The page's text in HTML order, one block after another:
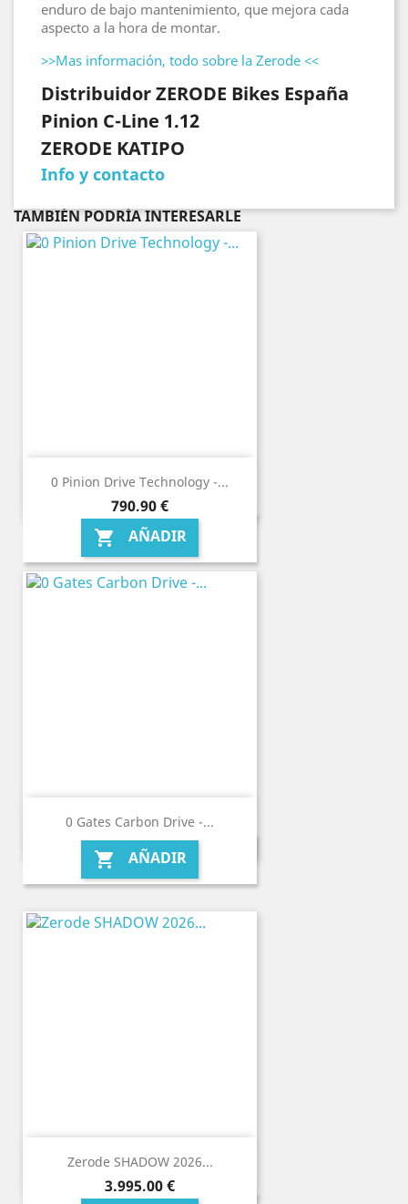
enduro de bajo mantenimiento, que mejora cada
aspecto a la hora de montar.
>>Mas información, todo sobre la Zerode <<
Distribuidor ZERODE Bikes España
Pinion C-Line 1.12
ZERODE KATIPO
Info y contacto
TAMBIÉN PODRÍA INTERESARLE
0 Pinion Drive Technology -...
Precio
790,90 €
 AÑADIR
0 Gates Carbon Drive -...
 AÑADIR
Zerode SHADOW 2026...
Precio
3.995,00 €